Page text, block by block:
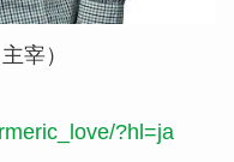
宰）
?hl=ja